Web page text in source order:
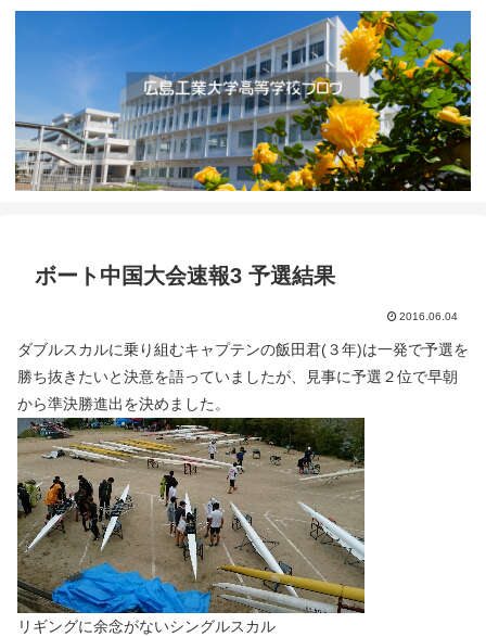
ボート中国大会速報3 予選結果
2016.06.04
ダブルスカルに乗り組むキャプテンの飯田君(３年)は一発で予選を
勝ち抜きたいと決意を語っていましたが、見事に予選２位で早朝
から準決勝進出を決めました。
リギングに余念がないシングルスカル